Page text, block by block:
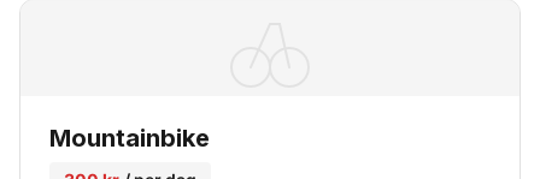
Mountainbike